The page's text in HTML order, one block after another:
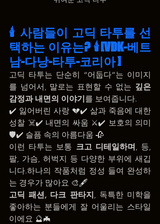
🕯️ 사람들이 고딕 타투를 선
택하는 이유는? 🕯️[VDK-베트
남-다낭-타투-코리아 ]
고딕 타투는 단순히 “어둡다”는 이미지
를 넘어서, 말로는 표현할 수 없는 깊은
감정과 내면의 이야기를 보여줍니다.
✔️ 잃어버린 사랑 💔✔️ 삶과 죽음에 대한
성찰 ☠️✔️ 내면의 싸움 ⚔️✔️ 보호의 의미
🛡️✔️ 슬픔 속의 아름다움 🥀
이런 타투는 보통 크고 디테일하며 , 등,
팔, 가슴, 허벅지 등 다양한 부위에 새깁
니다.하나의 작품처럼 정성 들여 완성하
는 경우가 많아요 🎨🖋️
고딕 패션, 다크 판타지 , 독특한 미학을
좋아하는 분들에게 잘 어울리는 스타일
이에요 🔮🦇